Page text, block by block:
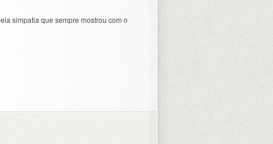
simpatia que sempre mostrou com o